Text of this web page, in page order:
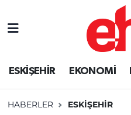
ESKİŞEHİR EKONOMİ
HABERLER ESKİŞEHİR